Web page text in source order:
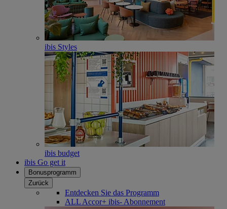
ibis Styles
ibis budget
ibis Go get it
Bonusprogramm
Zurück
Entdecken Sie das Programm
ALL Accor+ ibis- Abonnement